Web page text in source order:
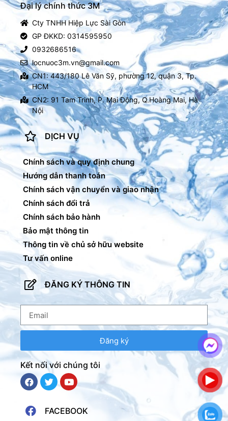
Đại lý chính thức 3M
Cty TNHH Hiệp Lực Sài Gòn
GP ĐKKD: 0314595950
0932686516
locnuoc3m.vn@gmail.com
CN1: 443/180 Lê Văn Sỹ, phường 12, quận 3, Tp.
HCM
CN2: 91 Tam Trinh, P. Mai Động, Q.Hoàng Mai, Hà
Nội
DỊCH VỤ
Chính sách và quy định chung
Hướng dẫn thanh toán
Chính sách vận chuyển và giao nhận
Chính sách đổi trả
Chính sách bảo hành
Bảo mật thông tin
Thông tin về chủ sở hữu website
Tư vấn online
ĐĂNG KÝ THÔNG TIN
Đăng ký
Kết nối với chúng tôi
FACEBOOK